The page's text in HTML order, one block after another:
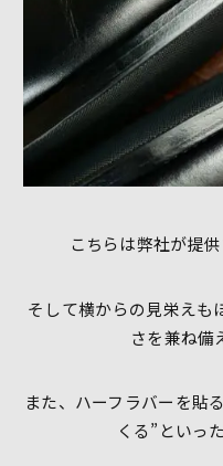
こちらは弊社が提
そして横からの見栄えも
さを兼ね備
また、ハーフラバーを貼
くる”といっ